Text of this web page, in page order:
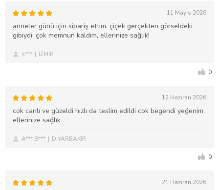
11 Mayıs 2026
anneler günü için sipariş ettim. çiçek gerçekten görseldeki
gibiydi. çok memnun kaldım, ellerinize sağlık!
s*** İZMİR
0
12 Haziran 2026
cok canlı ve güzeldi hızlı da teslim edildi cok begendi yeğenim
ellerinize sağlık
A*** B*** DİYARBAKIR
0
21 Haziran 2026